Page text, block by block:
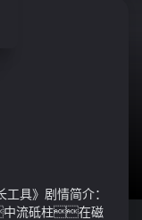
具》剧情简介：
中流砥柱在磁